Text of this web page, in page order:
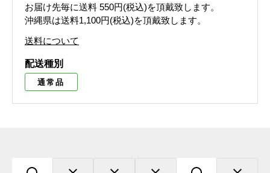
お届け先毎に送料 550円(税込)を頂戴致します。
沖縄県は送料1,100円(税込)を頂戴致します。
送料について
配送種別
通常品